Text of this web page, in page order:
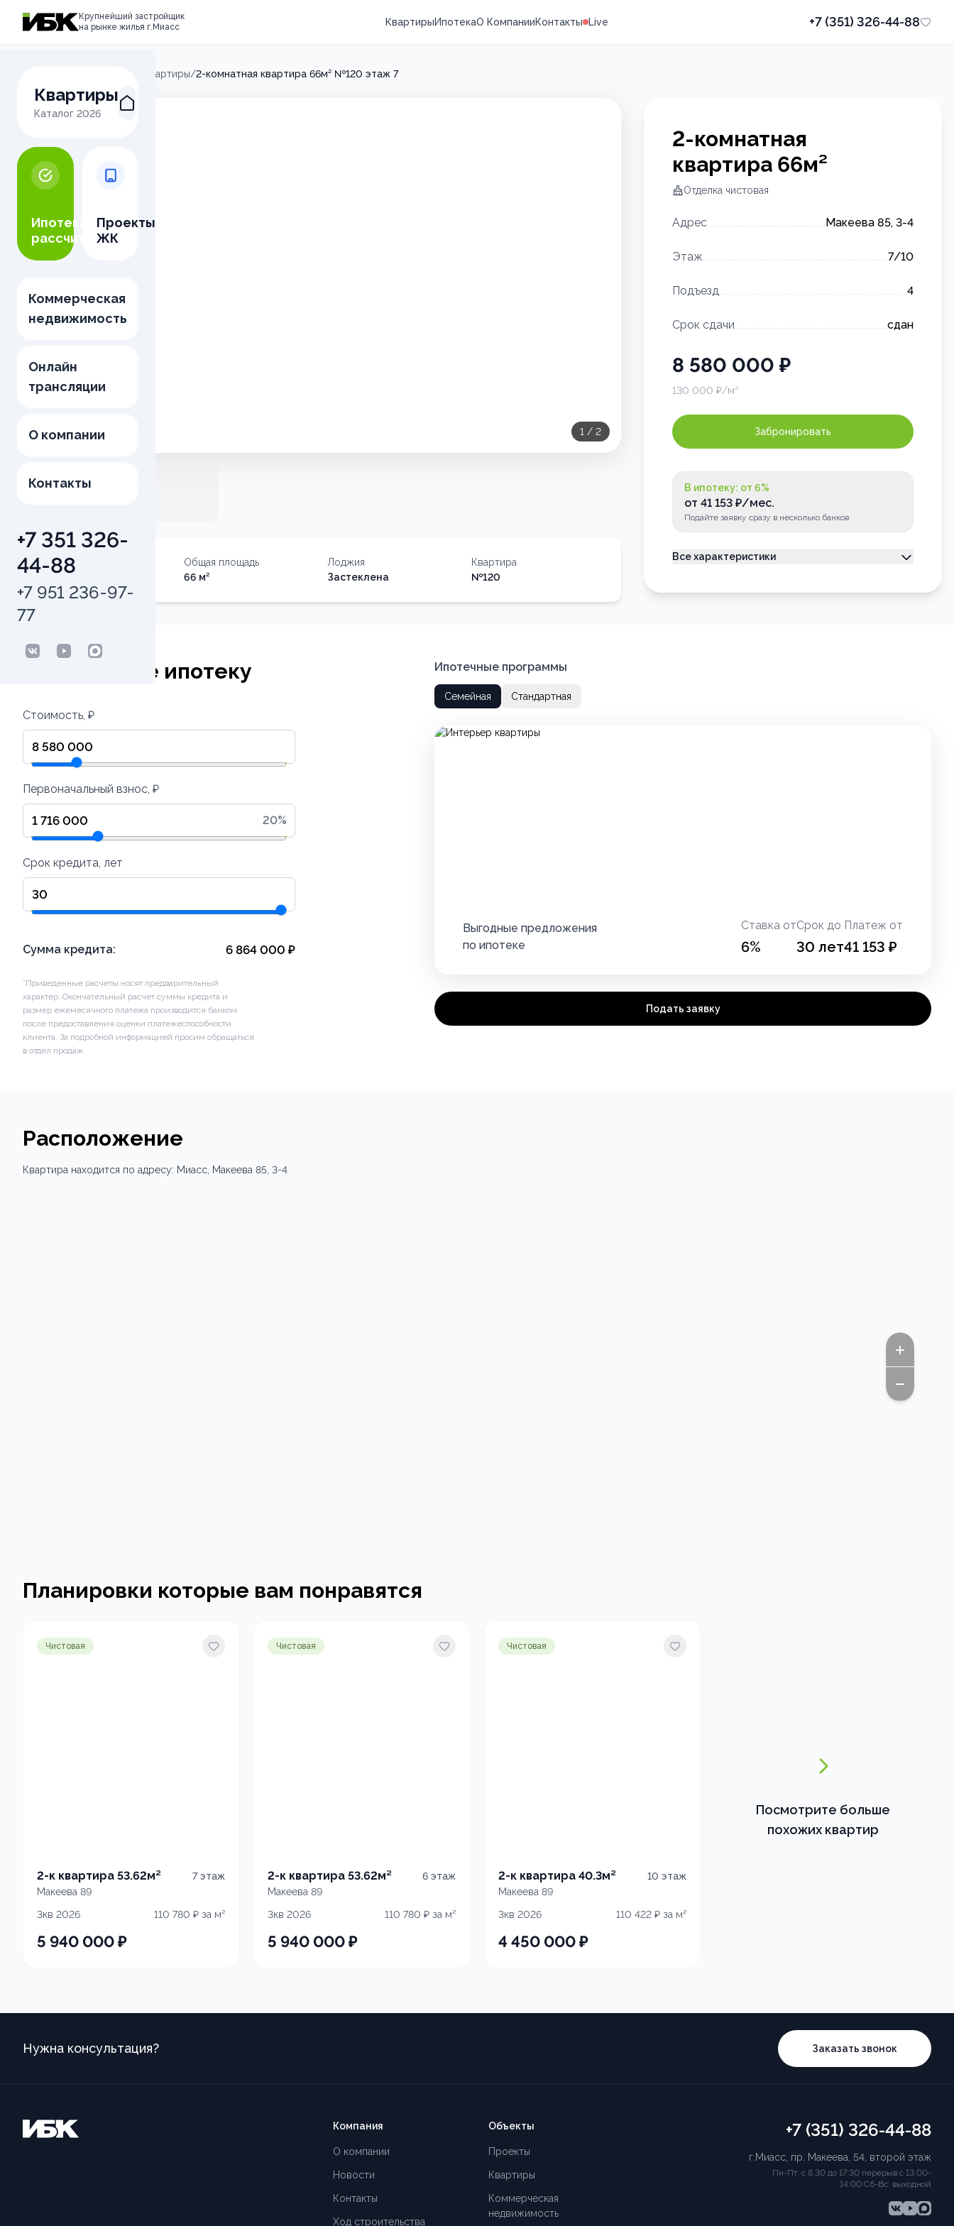
Крупнейший застройщик
на рынке жилья г.Миасс
КвартирыИпотекаО КомпанииКонтакты Live +7 (351) 326-44-88
Квартиры
Каталог 2026
Ипотека
рассчитать
Проекты
ЖК
Коммерческая
недвижимость
Онлайн
трансляции
О компании
Контакты
+7 351 326-
44-88
+7 951 236-97-
77
Квартиры/2-комнатная квартира 66м² №120 этаж 7
1 / 2
Тип недвижимости
Квартира
Общая площадь
66 м²
Лоджия
Застеклена
Квартира
№120
2-комнатная
квартира 66м²
Отделка чистовая
Адрес Макеева 85, 3-4
Этаж 7/10
Подъезд 4
Срок сдачи сдан
8 580 000 ₽
130 000 ₽/м²
Забронировать
В ипотеку: от 6%
от 41 153₽/мес.
Подайте заявку сразу в несколько банков
Все характеристики
Номер квартиры
120
Рассчитайте ипотеку
Стоимость, ₽
Первоначальный взнос, ₽
20%
Срок кредита, лет
Сумма кредита: 6 864 000 ₽
*Приведенные расчеты носят предварительный
характер. Окончательный расчет суммы кредита и
размер ежемесячного платежа производится банком
после предоставления оценки платежеспособности
клиента. За подробной информацией просим обращаться
в отдел продаж.
Ипотечные программы
Семейная Стандартная
Выгодные предложения
по ипотеке
Ставка от
6%
Срок до
30 лет
Платеж от
41 153 ₽
Подать заявку
Расположение
Квартира находится по адресу: Миасс, Макеева 85 , 3-4
Планировки которые вам понравятся
Чистовая
2-к квартира 53.62м² 7этаж
Макеева 89
3кв 2026
110 780 ₽ за м²
5 940 000₽
Чистовая
2-к квартира 53.62м² 6 этаж
Макеева 89
3кв 2026
110 780 ₽ за м²
5 940 000₽
Чистовая
2-к квартира 40.3м² 10 этаж
Макеева 89
3кв 2026
110 422 ₽ за м²
4 450 000₽
Посмотрите больше
похожих квартир
Нужна консультация? Заказать звонок
Компания
О компании
Новости
Контакты
Ход строительства
Объекты
Проекты
Квартиры
Коммерческая
недвижимость
+7 (351) 326-44-88
г.Миасс, пр. Макеева, 54, второй этаж
Пн-Пт: с 8.30 до 17:30 перерыв с 13:00-
14:00 Сб-Вс: выходной